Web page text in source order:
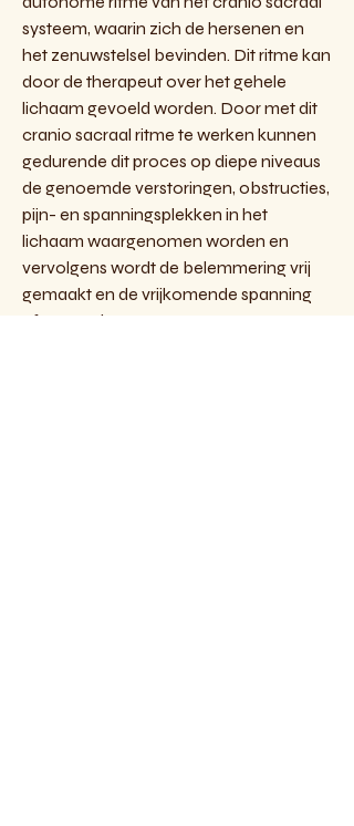
systeem, waarin zich de hersenen en
het zenuwstelsel bevinden. Dit ritme kan
door de therapeut over het gehele
lichaam gevoeld worden. Door met dit
cranio sacraal ritme te werken kunnen
gedurende dit proces op diepe niveaus
de genoemde verstoringen, obstructies,
pijn- en spanningsplekken in het
lichaam waargenomen worden en
vervolgens wordt de belemmering vrij
gemaakt en de vrijkomende spanning
afgevoerd.